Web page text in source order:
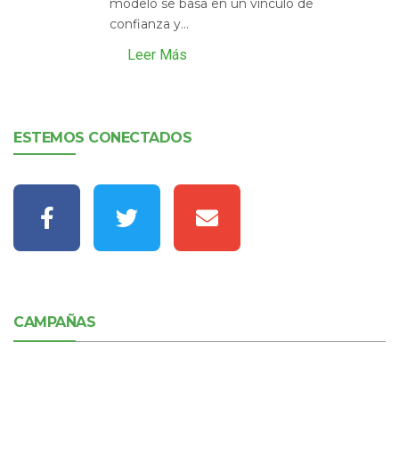
modelo se basa en un vínculo de
confianza y...
Leer Más
ESTEMOS CONECTADOS
CAMPAÑAS